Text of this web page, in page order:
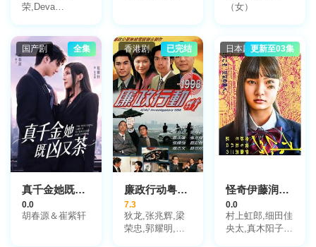
荣,Deva
迪帕蒂·多尔肯,
阿斯马拉·阿比盖
尔
（女）
国产剧 全集
真千金她既凶又茶
0.0
胡春源＆崔紫轩
香港剧 已完结
廉政行动粤语1998
7.3
狄龙,张兆辉,梁
荣忠,郭耀明,苏
日本剧更新至03集
怪奇伊藤润二令人彻夜难眠的奇异故事
0.0
村上虹郎,细田佳
央太,真木阳子,